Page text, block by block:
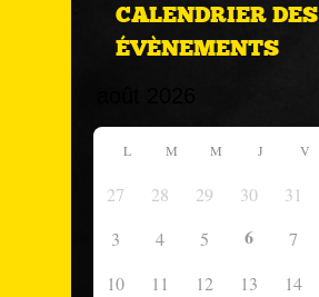
CALENDRIER DES
ÉVÈNEMENTS
L M M J V
27 28 29 30 31
3
4 5 6 7
10
11 12 13 14